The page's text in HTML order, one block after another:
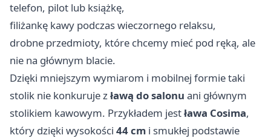
telefon, pilot lub książkę,
filiżankę kawy podczas wieczornego relaksu,
drobne przedmioty, które chcemy mieć pod ręką, ale
nie na głównym blacie.
Dzięki mniejszym wymiarom i mobilnej formie taki
stolik nie konkuruje zławą do salonu ani głównym
stolikiem kawowym. Przykładem jestława Cosima,
który dzięki wysokości 44 cm i smukłej podstawie